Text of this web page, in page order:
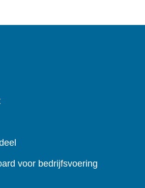
voor bedrijfsvoering